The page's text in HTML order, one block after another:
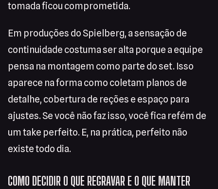
tomada ficou comprometida.
Em produções do Spielberg, a sensação de
continuidade costuma ser alta porque a equipe
pensa na montagem como parte do set. Isso
aparece na forma como coletam planos de
detalhe, cobertura de reções e espaço para
ajustes. Se você não faz isso, você fica refém de
um take perfeito. E, na prática, perfeito não
existe todo dia.
COMO DECIDIR O QUE REGRAVAR E O QUE MANTER